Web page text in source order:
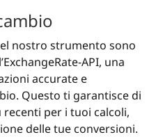
nostro strumento sono
API, una
accurate e
Questo ti garantisce di
per i tuoi calcoli,
delle tue conversioni.